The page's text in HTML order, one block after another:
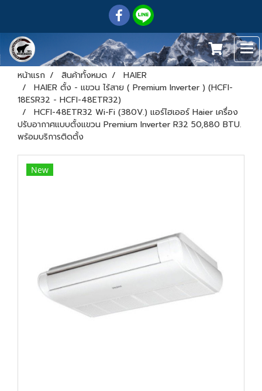
หน้าแรก สินค้าทั้งหมด
HAIER
HAIER ตั้ง - แขวน ไร้สาย ( Premium Inverter ) (HCFI-
18ESR32 - HCFI-48ETR32)
HCFI-48ETR32 Wi-Fi (380V.) แอร์ไฮเออร์ Haier เครื่อง
ปรับอากาศแบบตั้งแขวน Premium Inverter R32 50,880 BTU.
พร้อมบริการติดตั้ง
New